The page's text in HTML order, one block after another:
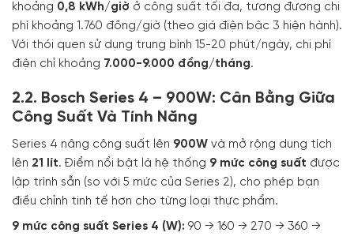
khoảng 0,8 kWh/giờ ở công suất tối đa, tương đương chi
phí khoảng 1.760 đồng/giờ (theo giá điện bậc 3 hiện hành).
Với thói quen sử dụng trung bình 15-20 phút/ngày, chi phí
điện chỉ khoảng 7.000-9.000 đồng/tháng.
2.2. Bosch Series 4 – 900W: Cân Bằng Giữa
Công Suất Và Tính Năng
Series 4 nâng công suất lên 900W và mở rộng dung tích
lên 21 lít. Điểm nổi bật là hệ thống 9 mức công suất được
lập trình sẵn (so với 5 mức của Series 2), cho phép bạn
điều chỉnh tinh tế hơn cho từng loại thực phẩm.
9 mức công suất Series 4 (W): 90 → 160 → 270 → 360 →